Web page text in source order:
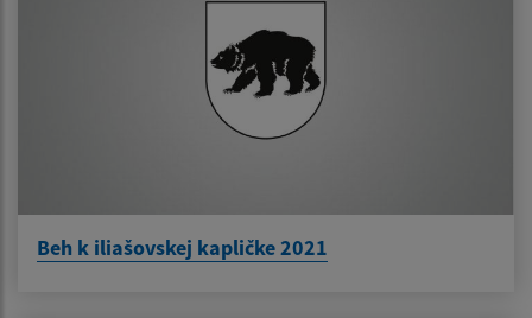
Beh k iliašovskej kapličke 2021